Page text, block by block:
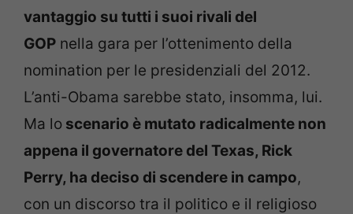
vantaggio su tutti i suoi rivali del
GOP nella gara per l’ottenimento della
nomination per le presidenziali del 2012.
L’anti-Obama sarebbe stato, insomma, lui.
Ma lo scenario è mutato radicalmente non
appena il governatore del Texas, Rick
Perry, ha deciso di scendere in campo,
con un discorso tra il politico e il religioso